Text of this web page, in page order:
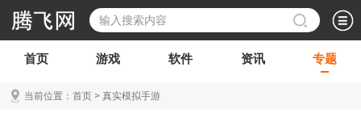
首页 游戏 软件 资讯 专题
当前位置： 首页 > 真实模拟手游